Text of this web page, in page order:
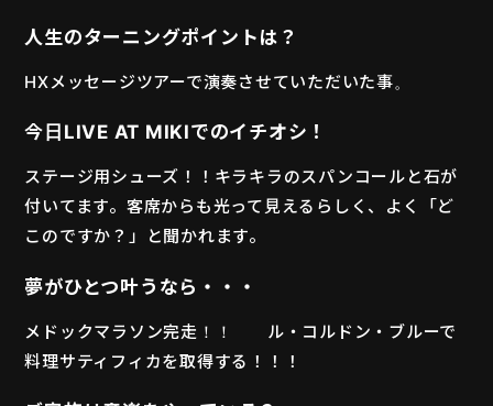
人生のターニングポイントは？
HXメッセージツアーで演奏させていただいた事。
今日LIVE AT MIKIでのイチオシ！
ステージ用シューズ！！キラキラのスパンコールと石が
付いてます。客席からも光って見えるらしく、よく「ど
このですか？」と聞かれます。
夢がひとつ叶うなら・・・
メドックマラソン完走！！ ル・コルドン・ブルーで
料理サティフィカを取得する！！！